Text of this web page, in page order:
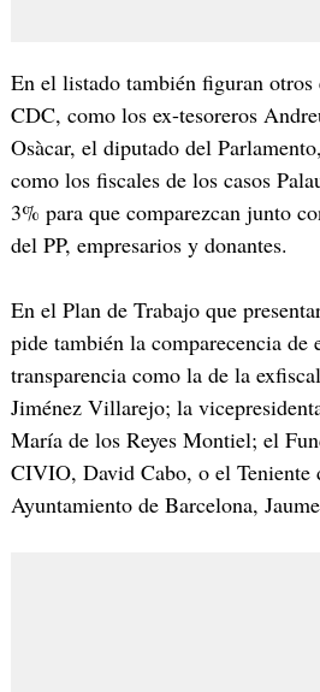
En el listado también figuran otros
CDC, como los ex-tesoreros
Osàcar, el diputado del
como los fiscales de los casos
3% para que comparezcan junto
del PP, empresarios y donantes.
En el Plan de Trabajo que
pide también la comparecencia de
transparencia como la de la
Jiménez Villarejo; la
María de los Reyes Montiel; el
CIVIO, David Cabo, o el Teniente
Ayuntamiento de Barcelona,